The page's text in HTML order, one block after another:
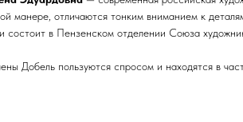
манере, отличаются тонким вниманием к
состоит в Пензенском отделении Союза
Добель пользуются спросом и находятся в